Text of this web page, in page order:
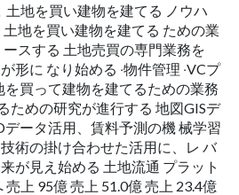
⼟地を買い建物を建てる ノウハ
地を買い建物を建てる ための業
スする ⼟地売買の専⾨業務を
形に なり始める ‧物件管理 ‧VCプ
を買って建物を建てるための業務
ための研究が進⾏する 地図GISデ
ータ活⽤、賃料予測の機 械学習
術の掛け合わせた活⽤に、レ バ
が⾒え始める ⼟地流通 プラット
売上 95億 売上 51.0億 売上 23.4億